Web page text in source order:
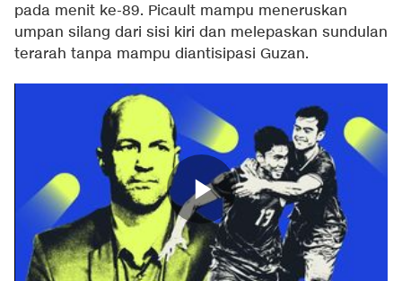
pada menit ke-89. Picault mampu meneruskan
umpan silang dari sisi kiri dan melepaskan sundulan
terarah tanpa mampu diantisipasi Guzan.